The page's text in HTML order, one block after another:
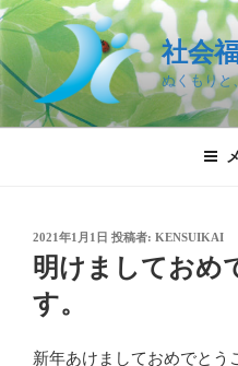
コ
テ
ン
社会
ぬくもりと
投
稿
日:
2021年1月1日 投稿者: KENSUIKAI
明けましておめ
す。
新年あけましておめでとう